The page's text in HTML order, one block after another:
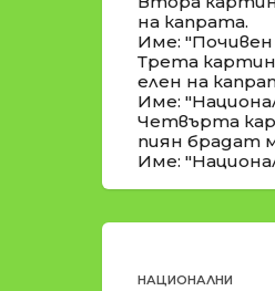
на капрата.
Име:
Трета
елен на
Име:
Четвърта
пиян брадат
Име:
НАЦИОНАЛНИ